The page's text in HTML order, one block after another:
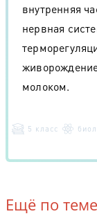
внутренняя
нервная
молоком.
5 класс
Ещё по теме